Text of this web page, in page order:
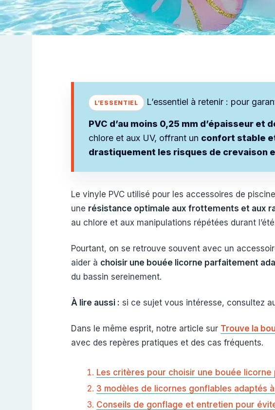
L’essentiel à retenir : pour
PVC d’au moins 0,25 mm d’épaisseur et
chlore et aux UV, offrant un confort stable
drastiquement les risques de crevaison
Le vinyle PVC utilisé pour les accessoires de
une résistance optimale aux frottements et aux
au chlore et aux manipulations répétées durant
Pourtant, on se retrouve souvent avec un
aider à choisir une bouée licorne parfaitement
du bassin sereinement.
À lire aussi : si ce sujet vous intéresse, consultez
Dans le même esprit, notre article sur Trouve la
avec des repères pratiques et des cas fréquents.
Les critères pour choisir une bouée licorne
3 modèles de licornes gonflables adaptés
Conseils de gonflage et entretien pour